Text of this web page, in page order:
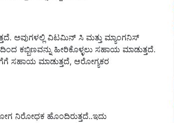
ಅವುಗಳಲ್ಲಿ ವಿಟಮಿನ್ ಸಿ ಮತ್ತು ಮ್ಯಾಂಗನಿಸ್
ಕಬ್ಬಿಣವನ್ನು ಹೀರಿಕೊಳ್ಳಲು ಸಹಾಯ ಮಾಡುತ್ತದೆ.
ಸಹಾಯ ಮಾಡುತ್ತದೆ, ಆರೋಗ್ಯಕರ
ನಿರೋಧಕ ಹೊಂದಿರುತ್ತದೆ..ಇದು